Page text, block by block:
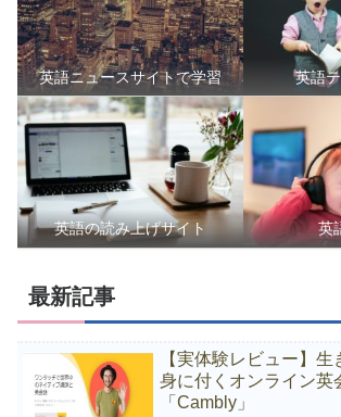
英語ニュースサイトで学習 英語
英語の読み上げサイト 英
最新記事
【実体験レビュー】
身に付くオンライン英
「Cambly」